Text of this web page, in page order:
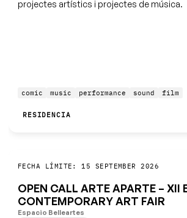
projectes artístics i projectes de música.
comic music performance sound film
RESIDENCIA
FECHA LÍMITE: 15 SEPTEMBER 2026
OPEN CALL ARTE APARTE – XII
CONTEMPORARY ART FAIR
Espacio Belleartes